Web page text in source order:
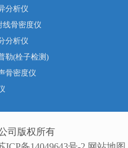
分析仪
线骨密度仪
分析仪
勒(栓子检测)
骨密度仪
司版权所有